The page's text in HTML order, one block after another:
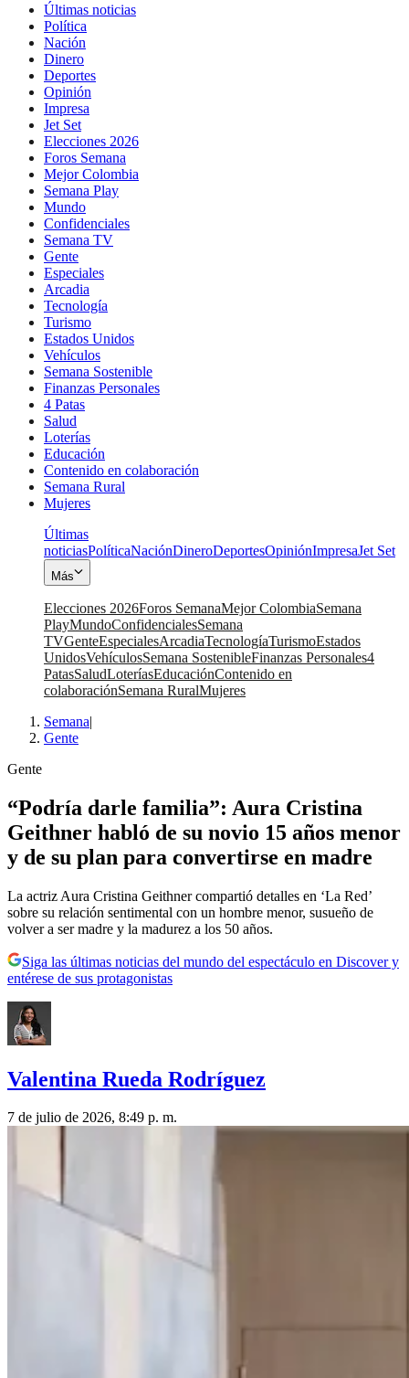
Últimas noticias
Política
Nación
Dinero
Deportes
Opinión
Impresa
Jet Set
Elecciones 2026
Foros Semana
Mejor Colombia
Semana Play
Mundo
Confidenciales
Semana TV
Gente
Especiales
Arcadia
Tecnología
Turismo
Estados Unidos
Vehículos
Semana Sostenible
Finanzas Personales
4 Patas
Salud
Loterías
Educación
Contenido en colaboración
Semana Rural
Mujeres
Últimas
noticiasPolíticaNaciónDineroDeportesOpiniónImpresaJet Set
Más
Elecciones 2026Foros SemanaMejor ColombiaSemana
PlayMundoConfidencialesSemana
TVGenteEspecialesArcadiaTecnologíaTurismoEstados
UnidosVehículosSemana SostenibleFinanzas Personales4
PatasSaludLoteríasEducaciónContenido en
colaboraciónSemana RuralMujeres
Semana|
Gente
Gente
“Podría darle familia”: Aura Cristina
Geithner habló de su novio 15 años menor
y de su plan para convertirse en madre
La actriz Aura Cristina Geithner compartió detalles en ‘La Red’
sobre su relación sentimental con un hombre menor, susueño de
volver a ser madre y la madurez a los 50 años.
Siga las últimas noticias del mundo del espectáculo en Discover y
entérese de sus protagonistas
Valentina Rueda Rodríguez
7 de julio de 2026, 8:49 p. m.